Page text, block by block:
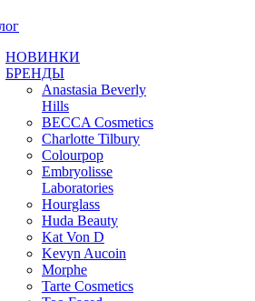
НОВИНКИ
БРЕНДЫ
Anastasia Beverly
Hills
BECCA Cosmetics
Charlotte Tilbury
Colourpop
Embryolisse
Laboratories
Hourglass
Huda Beauty
Kat Von D
Kevyn Aucoin
Morphe
Tarte Cosmetics